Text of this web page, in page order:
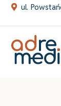
Skip ul.